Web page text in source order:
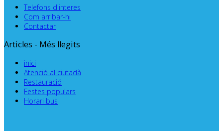
Telefons d'interes
Com arribar-hi
Contactar
Articles - Més llegits
inici
Atenció al ciutadà
Restauració
Festes populars
Horari bus